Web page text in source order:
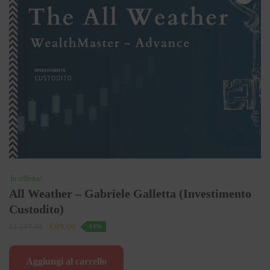
In offerta!
All Weather – Gabriele Galletta (Investimento
Custodito)
Il
era:
€89.00
è:
-93%
Aggiungi al carrello